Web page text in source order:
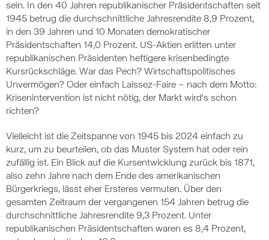
sein. In den 40 Jahren republikanischer Präsidentschaften seit
1945 betrug die durchschnittliche Jahresrendite 8,9 Prozent,
in den 39 Jahren und 10 Monaten demokratischer
Präsidentschaften 14,0 Prozent. US-Aktien erlitten unter
republikanischen Präsidenten heftigere krisenbedingte
Kursrückschläge. War das Pech? Wirtschaftspolitisches
Unvermögen? Oder einfach Laissez-Faire – nach dem Motto:
Krisenintervention ist nicht nötig, der Markt wird's schon
richten?
Vielleicht ist die Zeitspanne von 1945 bis 2024 einfach zu
kurz, um zu beurteilen, ob das Muster System hat oder rein
zufällig ist. Ein Blick auf die Kursentwicklung zurück bis 1871,
also zehn Jahre nach dem Ende des amerikanischen
Bürgerkriegs, lässt eher Ersteres vermuten. Über den
gesamten Zeitraum der vergangenen 154 Jahren betrug die
durchschnittliche Jahresrendite 9,3 Prozent. Unter
republikanischen Präsidentschaften waren es 8,4 Prozent,